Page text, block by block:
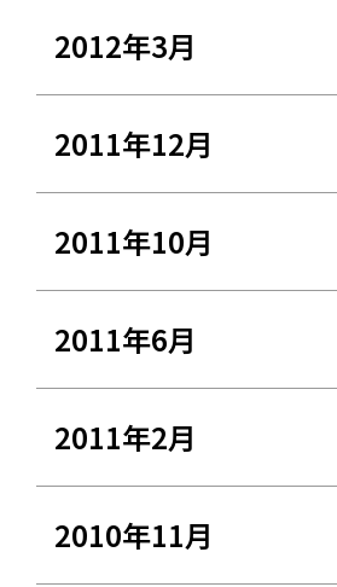
2012年3月
2011年12月
2011年10月
2011年6月
2011年2月
2010年11月